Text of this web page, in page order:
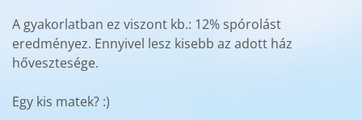
A gyakorlatban ez viszont kb.: 12% spórolást
eredményez. Ennyivel lesz kisebb az adott ház
hővesztesége.
Egy kis matek? :)